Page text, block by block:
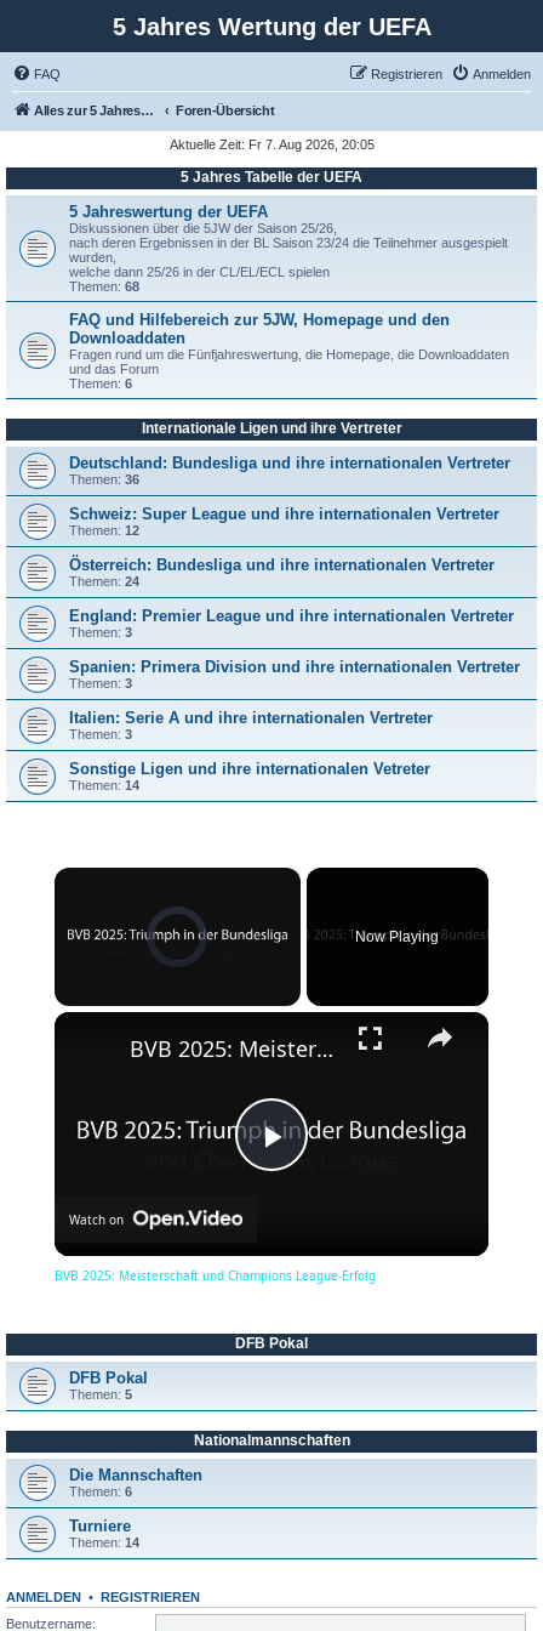
5 Jahres Wertung der UEFA
FAQ Anmelden
Registrieren
Alles zur 5 Jahreswertung / Tabelle der UEFA mit vielen Statistiken. Foren-Übersicht
Aktuelle Zeit: Fr 7. Aug 2026, 20:05
5 Jahres Tabelle der UEFA
5 Jahreswertung der UEFA
Diskussionen über die 5JW der Saison 25/26,
nach deren Ergebnissen in der BL Saison 23/24 die Teilnehmer ausgespielt
wurden,
welche dann 25/26 in der CL/EL/ECL spielen
Themen: 68
FAQ und Hilfebereich zur 5JW, Homepage und den
Downloaddaten
Fragen rund um die Fünfjahreswertung, die Homepage, die Downloaddaten
und das Forum
Themen: 6
Internationale Ligen und ihre Vertreter
Deutschland: Bundesliga und ihre internationalen Vertreter
Themen: 36
Schweiz: Super League und ihre internationalen Vertreter
Themen: 12
Österreich: Bundesliga und ihre internationalen Vertreter
Themen: 24
England: Premier League und ihre internationalen Vertreter
Themen: 3
Spanien: Primera Division und ihre internationalen Vertreter
Themen: 3
Italien: Serie A und ihre internationalen Vertreter
Themen: 3
Sonstige Ligen und ihre internationalen Vetreter
Themen: 14
×
Video Player is loading.
Now Playing
×
P
V
d
BVB 2025: Meisterschaft und Champions League-Erfolg
Watch on
BVB 2025: Meisterschaft und Champions League-Erfolg
DFB Pokal
DFB Pokal
Themen: 5
Nationalmannschaften
Die Mannschaften
Themen: 6
Turniere
Themen: 14
ANMELDEN •
REGISTRIEREN
Benutzername: